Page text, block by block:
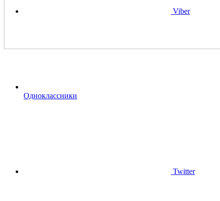
Viber
Одноклассники
Twitter